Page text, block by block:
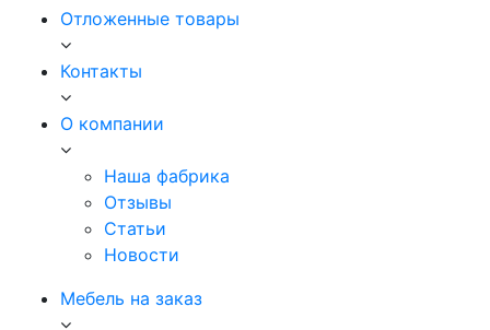
Отложенные товары
Контакты
О компании
Наша фабрика
Отзывы
Статьи
Новости
Мебель на заказ